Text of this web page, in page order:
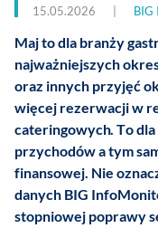
15.05.2026 BIG
Maj to dla branży
najważniejszych
oraz innych przyjęć
więcej rezerwacji w
cateringowych. To
przychodów a tym
finansowej. Nie
danych BIG
stopniowej poprawy